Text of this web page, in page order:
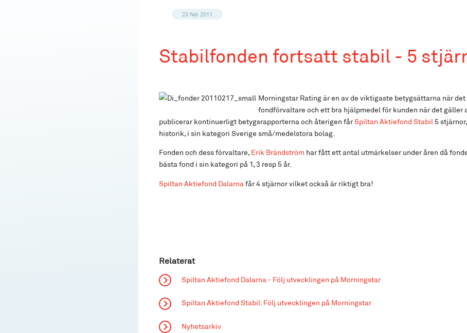
23 feb 2011
Stabilfonden fortsatt stabil - 5
Morningstar Rating är en av de viktigaste betygsättarna när
fondförvaltare och ett bra hjälpmedel för kunden när det gäller
publicerar kontinuerligt betygsrapporterna och återigen fårSpiltan Aktiefond Stabil 5
historik, i sin kategori Sverige små/medelstora bolag.
Fonden och dess förvaltare, Erik Brändström har fått ett antal utmärkelser under åren då
bästa fond i sin kategori på 1, 3 resp 5 år.
Spiltan Aktiefond Dalarna får 4 stjärnor vilket också är riktigt bra!
Relaterat
Spiltan Aktiefond Dalarna - Följ utvecklingen på Morningstar
Spiltan Aktiefond Stabil: Följ utvecklingen på Morningstar
Nyhetsarkiv